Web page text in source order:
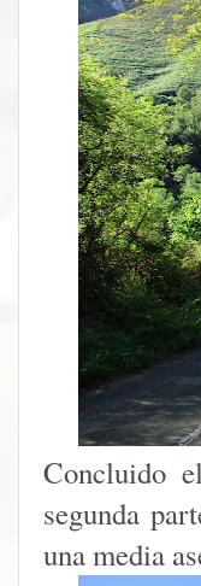
Concluido
segunda
una media